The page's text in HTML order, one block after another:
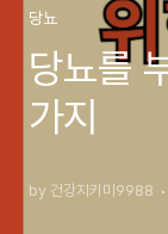
당뇨
당뇨를
가지
by 건강지키미9988